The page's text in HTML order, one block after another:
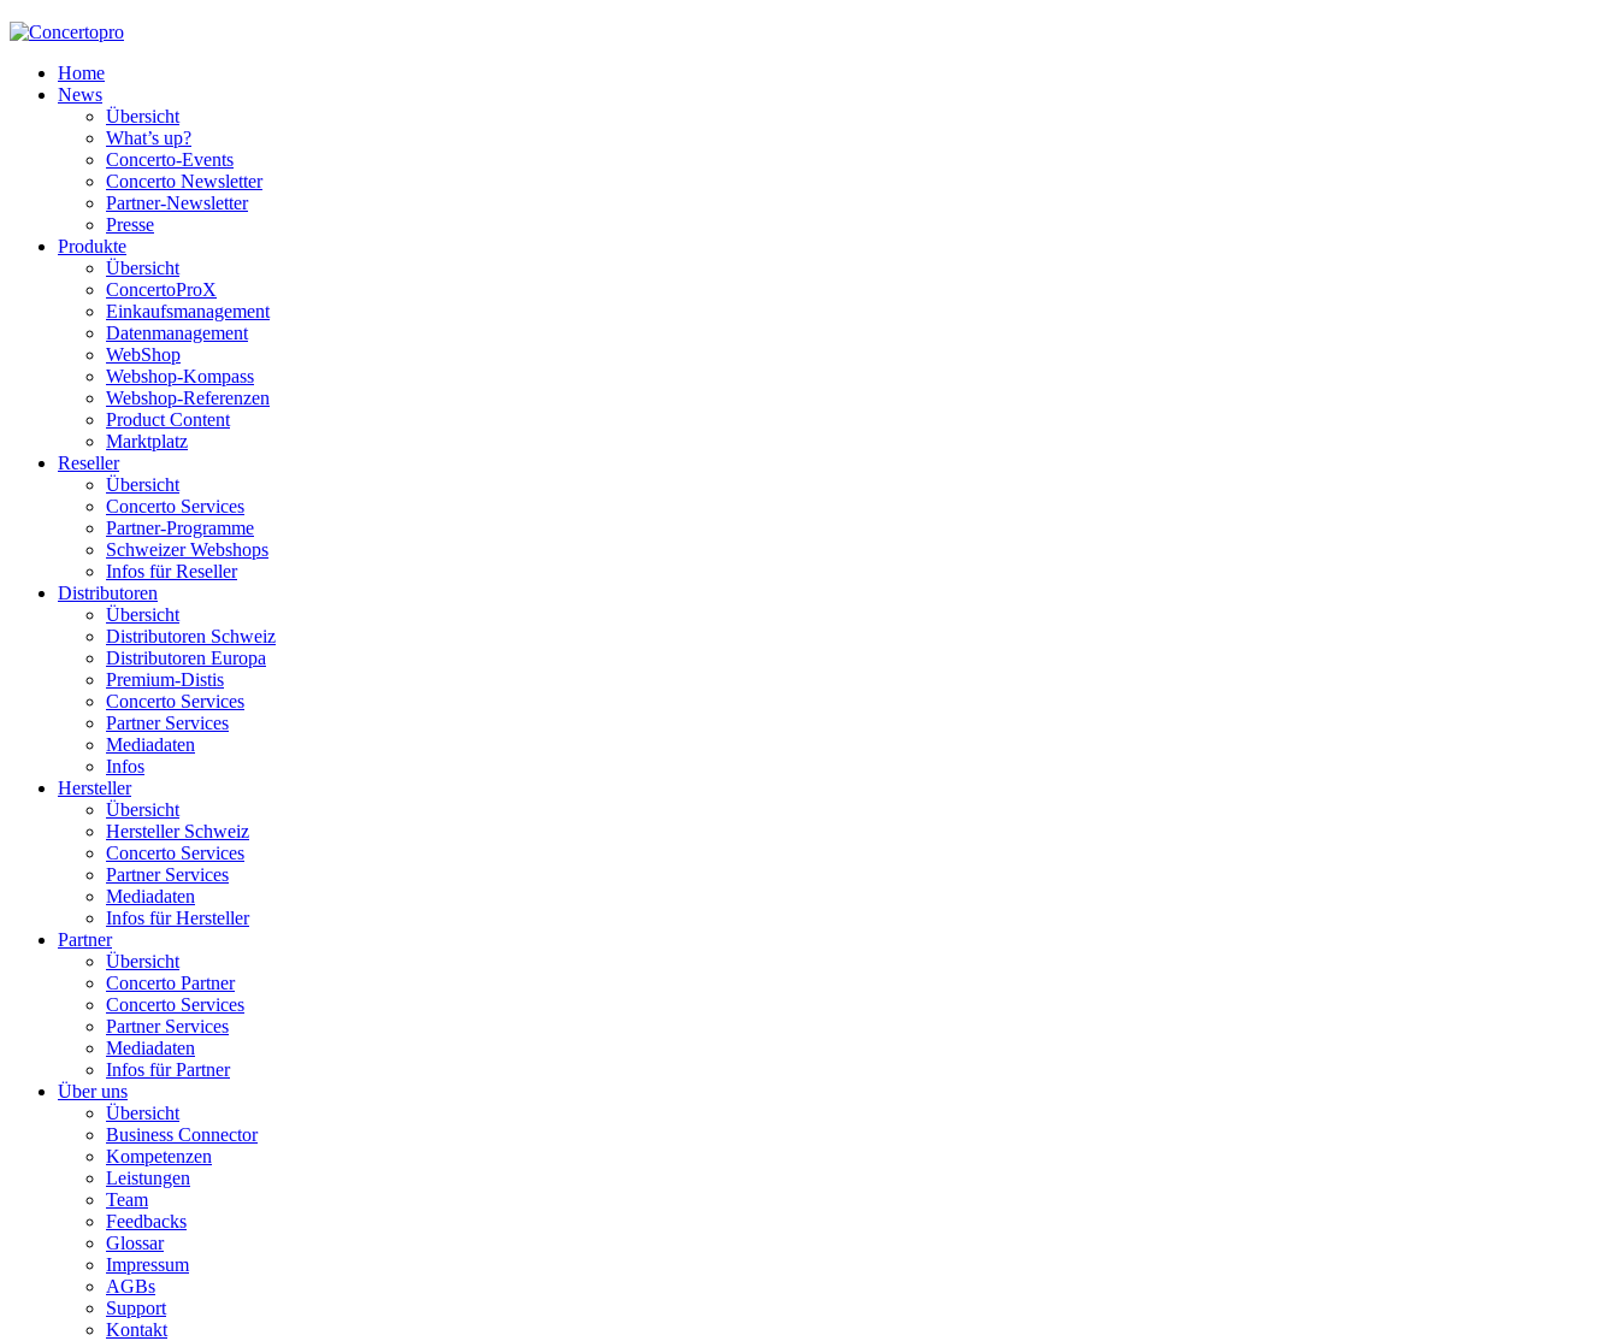
Home
News
Übersicht
What’s up?
Concerto-Events
Concerto Newsletter
Partner-Newsletter
Presse
Produkte
Übersicht
ConcertoProX
Einkaufsmanagement
Datenmanagement
WebShop
Webshop-Kompass
Webshop-Referenzen
Product Content
Marktplatz
Reseller
Übersicht
Concerto Services
Partner-Programme
Schweizer Webshops
Infos für Reseller
Distributoren
Übersicht
Distributoren Schweiz
Distributoren Europa
Premium-Distis
Concerto Services
Partner Services
Mediadaten
Infos
Hersteller
Übersicht
Hersteller Schweiz
Concerto Services
Partner Services
Mediadaten
Infos für Hersteller
Partner
Übersicht
Concerto Partner
Concerto Services
Partner Services
Mediadaten
Infos für Partner
Über uns
Übersicht
Business Connector
Kompetenzen
Leistungen
Team
Feedbacks
Glossar
Impressum
AGBs
Support
Kontakt